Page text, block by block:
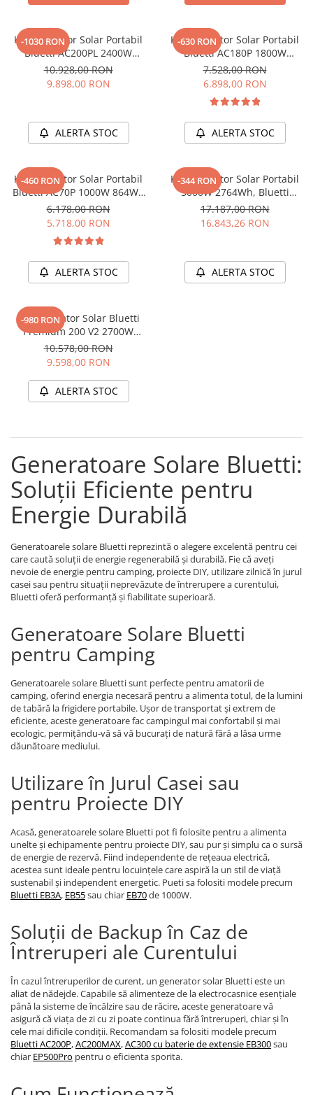
Componente sisteme de balcon
-1030 RON
Kit Generator Solar Portabil
Bluetti AC200PL 2400W
2304Wh cu panou 200W
10.928,00 RON
9.898,00 RON
ALERTA STOC
-630 RON
Kit Generator Solar Portabil
Bluetti AC180P 1800W
1440Wh LifePO4 cu panou
200W
7.528,00 RON
6.898,00 RON
ALERTA STOC
-460 RON
Kit Generator Solar Portabil
Bluetti AC70P 1000W 864Wh
LifePO4 + panou 200W
6.178,00 RON
5.718,00 RON
ALERTA STOC
-344 RON
Kit Generator Solar Portabil
5000W 2764Wh, Bluetti
AC500+B300K + panou 350W
17.187,00 RON
16.843,26 RON
ALERTA STOC
-980 RON
Kit Generator Solar Bluetti
Premium 200 V2 2700W
2074Wh + panou 200W
10.578,00 RON
9.598,00 RON
ALERTA STOC
Generatoare Solare Bluetti:
Soluții Eficiente pentru
Energie Durabilă
Generatoarele solare Bluetti reprezintă o alegere excelentă pentru cei
care caută soluții de energie regenerabilă și durabilă. Fie că aveți
nevoie de energie pentru camping, proiecte DIY, utilizare zilnică în jurul
casei sau pentru situații neprevăzute de întrerupere a curentului,
Bluetti oferă performanță și fiabilitate superioară.
Generatoare Solare Bluetti
pentru Camping
Generatoarele solare Bluetti sunt perfecte pentru amatorii de
camping, oferind energia necesară pentru a alimenta totul, de la lumini
de tabără la frigidere portabile. Ușor de transportat și extrem de
eficiente, aceste generatoare fac campingul mai confortabil și mai
ecologic, permițându-vă să vă bucurați de natură fără a lăsa urme
dăunătoare mediului.
Utilizare în Jurul Casei sau
pentru Proiecte DIY
Acasă, generatoarele solare Bluetti pot fi folosite pentru a alimenta
unelte și echipamente pentru proiecte DIY, sau pur și simplu ca o sursă
de energie de rezervă. Fiind independente de rețeaua electrică,
acestea sunt ideale pentru locuințele care aspiră la un stil de viață
sustenabil și independent energetic. Pueti sa folositi modele precum
Bluetti EB3A, EB55sau chiar EB70de 1000W.
Soluții de Backup în Caz de
Întreruperi ale Curentului
În cazul întreruperilor de curent, un generator solar Bluetti este un
aliat de nădejde. Capabile să alimenteze de la electrocasnice esențiale
până la sisteme de încălzire sau de răcire, aceste generatoare vă
asigură că viața de zi cu zi poate continua fără întreruperi, chiar și în
cele mai dificile condiții. Recomandam sa folositi modele precum
Bluetti AC200P,AC200MAX,AC300 cu baterie de extensie EB300sau
chiar EP500Pro pentru o eficienta sporita.